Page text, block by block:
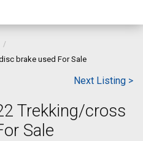
brake used For Sale
Next Listing >
Trekking/cross
Sale